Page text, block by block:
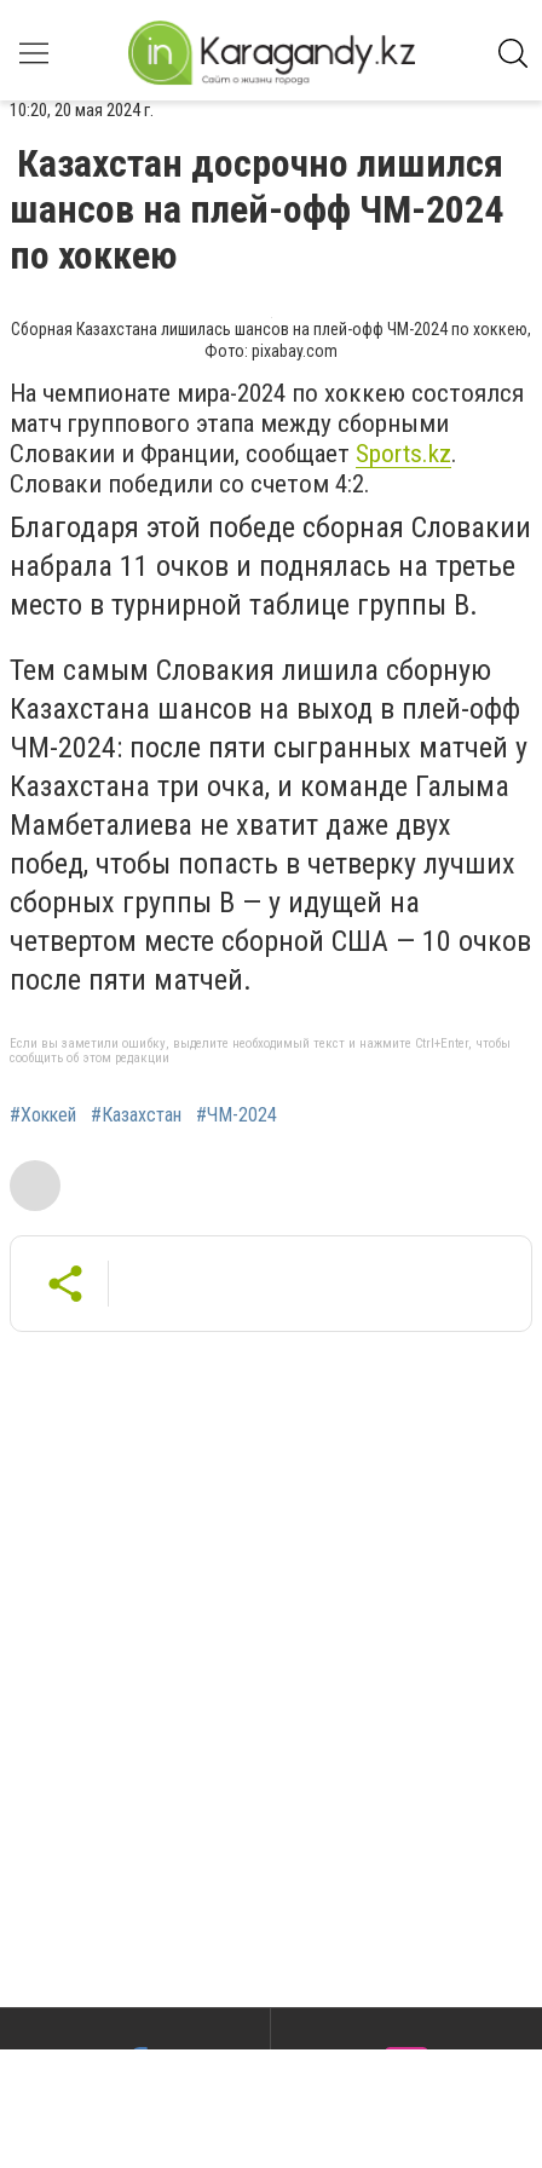
10:20, 20 мая 2024 г.
Казахстан досрочно лишился
шансов на плей-офф ЧМ-2024
по хоккею
Сборная Казахстана лишилась шансов на плей-офф ЧМ-2024 по хоккею,
Фото: pixabay.com
На чемпионате мира-2024 по хоккею состоялся
матч группового этапа между сборными
Словакии и Франции, сообщает Sports.kz.
Словаки победили со счетом 4:2.
Благодаря этой победе сборная Словакии
набрала 11 очков и поднялась на третье
место в турнирной таблице группы В.
Тем самым Словакия лишила сборную
Казахстана шансов на выход в плей-офф
ЧМ-2024: после пяти сыгранных матчей у
Казахстана три очка, и команде Галыма
Мамбеталиева не хватит даже двух
побед, чтобы попасть в четверку лучших
сборных группы В — у идущей на
четвертом месте сборной США — 10 очков
после пяти матчей.
Если вы заметили ошибку, выделите необходимый текст и нажмите Ctrl+Enter, чтобы
сообщить об этом редакции
#Хоккей #Казахстан #ЧМ-2024